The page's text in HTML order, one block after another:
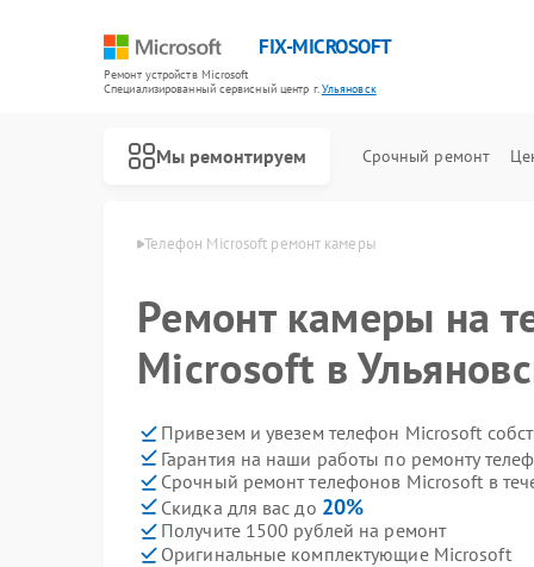
FIX-MICROSOFT
Ремонт устройств Microsoft
Специализированный cервисный центр г.Ульяновск
Мы ремонтируем Срочный ремонт
Телефон Microsoft ремонт камеры
Ремонт камеры на
Microsoft в
Привезем и увезем телефон Microsoft
Гарантия на наши работы по ремонту
Срочный ремонт телефонов Microsoft в
Скидка для вас до 20%
Получите 1500 рублей на ремонт
Оригинальные комплектующие Microsoft